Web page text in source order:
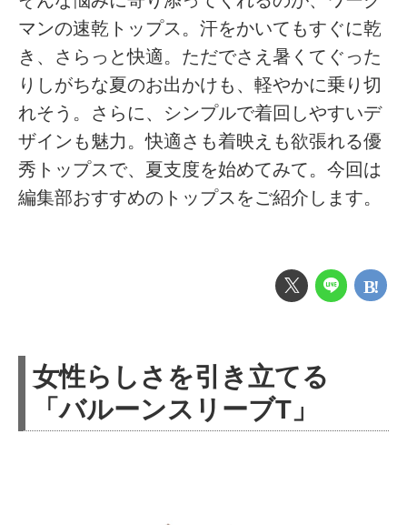
マンの速乾トップス。汗をかいてもすぐに乾
き、さらっと快適。ただでさえ暑くてぐった
りしがちな夏のお出かけも、軽やかに乗り切
れそう。さらに、シンプルで着回しやすいデ
ザインも魅力。快適さも着映えも欲張れる優
秀トップスで、夏支度を始めてみて。今回は
編集部おすすめのトップスをご紹介します。
女性らしさを引き立てる
「バルーンスリーブT」